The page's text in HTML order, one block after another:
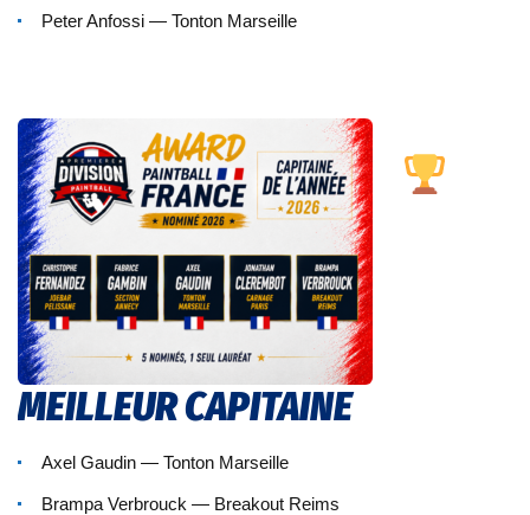
Peter Anfossi — Tonton Marseille
MEILLEUR CAPITAINE
Axel Gaudin — Tonton Marseille
Brampa Verbrouck — Breakout Reims